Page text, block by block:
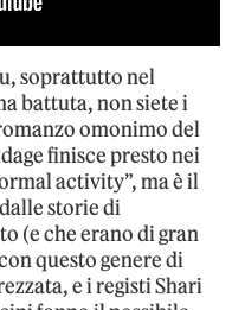
soprattutto nel
battuta, non siete i
omonimo del
finisce presto nei
activity”, ma è il
storie di
(e che erano di gran
questo genere di
e i registi Shari